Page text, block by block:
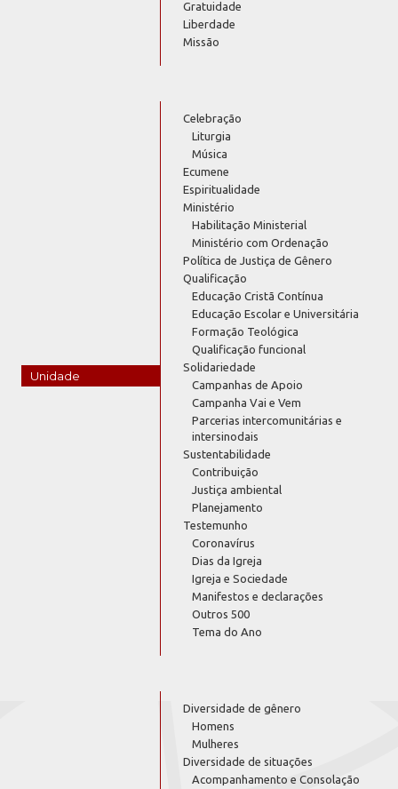
Gratuidade
Liberdade
Missão
Unidade
Celebração
Liturgia
Música
Ecumene
Espiritualidade
Ministério
Habilitação Ministerial
Ministério com Ordenação
Política de Justiça de Gênero
Qualificação
Educação Cristã Contínua
Educação Escolar e Universitária
Formação Teológica
Qualificação funcional
Solidariedade
Campanhas de Apoio
Campanha Vai e Vem
Parcerias intercomunitárias e
intersinodais
Sustentabilidade
Contribuição
Justiça ambiental
Planejamento
Testemunho
Coronavírus
Dias da Igreja
Igreja e Sociedade
Manifestos e declarações
Outros 500
Tema do Ano
Diversidade de gênero
Homens
Mulheres
Diversidade de situações
Acompanhamento e Consolação